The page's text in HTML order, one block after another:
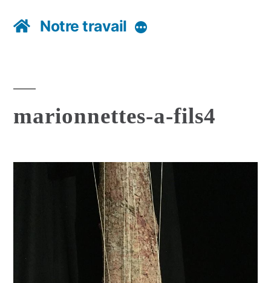
Notre travail Plus
marionnettes-a-fils4